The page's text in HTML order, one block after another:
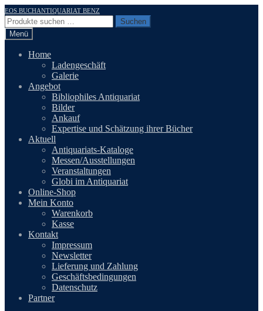
Zur
Navigation
springen
Zum
Inhalt
springen
EOS BUCHANTIQUARIAT BENZ
Suchen
nach:
Suchen
Menü
Home
Ladengeschäft
Galerie
Angebot
Bibliophiles Antiquariat
Bilder
Ankauf
Expertise und Schätzung ihrer Bücher
Aktuell
Antiquariats-Kataloge
Messen/Ausstellungen
Veranstaltungen
Globi im Antiquariat
Online-Shop
Mein Konto
Warenkorb
Kasse
Kontakt
Impressum
Newsletter
Lieferung und Zahlung
Geschäftsbedingungen
Datenschutz
Partner